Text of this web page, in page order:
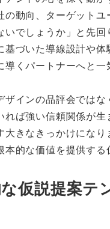
動向、ターゲット
でしょうか」と先
づいた導線設計や
くパートナーへと
インの品評会では
ば強い信頼関係が
きなきっかけにな
的な価値を提供す
仮説提案テ